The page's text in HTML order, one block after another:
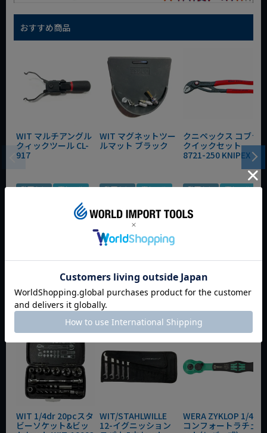
おすすめ商品
WIT マルチアングル
クィックツール CL-
917
動画あり 夏セール
WIT マグネットツー
ルマット ブラック
動画あり 夏セール
定価 ¥ 0
¥3,465 税込
クニペックス コブラ
クイックセット
8721-250 KNIPEX
動画あり 夏セール
定価
¥6,545
今週のおすすめアイテム
WIT 1/4dr 20pcスタ
ビーソケット&ビッ
WIT/STAHLWILLE
12-イグニッション
WERA ZYKLOP 1/4"
コンフォートラチェ